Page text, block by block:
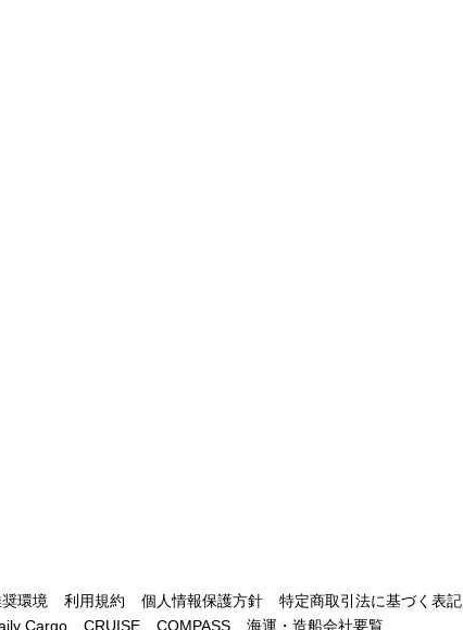
環境 利用規約 個人情報保護方針 特定商取引法に基づく表記
Cargo
CRUISE COMPASS 海運・造船会社要覧